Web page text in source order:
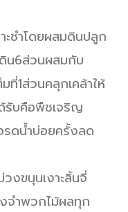
ะชำโดยผสมดินปลูก
น6ส่วนผสมกับ
ที่1ส่วนคลุกเคล้าให้
รับคือพืชเจริญ
รดน้ำบ่อยครั้งลด
งขนุนเงาะลิ้นจี่
จำพวกไม้ผลทุก